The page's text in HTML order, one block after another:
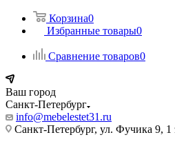
Корзина0
Избранные товары0
Сравнение товаров0
Ваш город
Санкт-Петербург
info@mebelestet31.ru
Санкт-Петербург, ул. Фучика 9, 1